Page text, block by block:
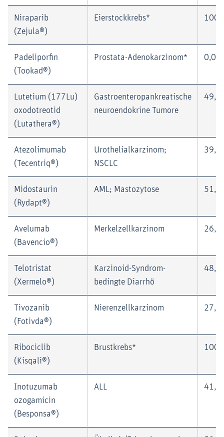
Niraparib
(Zejula®)
Eierstockkrebs*
Padeliporfin
(Tookad®)
Prostata-Adenokarzinom* 0,0
Lutetium (177Lu)
oxodotreotid
(Lutathera®)
Gastroenteropankreatische
neuroendokrine Tumore
49,0
Atezolimumab
(Tecentriq®)
Urothelialkarzinom;
NSCLC
39,3
Midostaurin
(Rydapt®)
AML; Mastozytose 51,0
Avelumab
(Bavencio®)
Merkelzellkarzinom 26,1
Telotristat
(Xermelo®)
Karzinoid-Syndrom-
bedingte Diarrhö
48,1
Tivozanib
(Fotivda®)
Nierenzellkarzinom 27,7
Ribociclib
(Kisqali®)
Brustkrebs*
Inotuzumab
ozogamicin
(Besponsa®)
ALL 41,0